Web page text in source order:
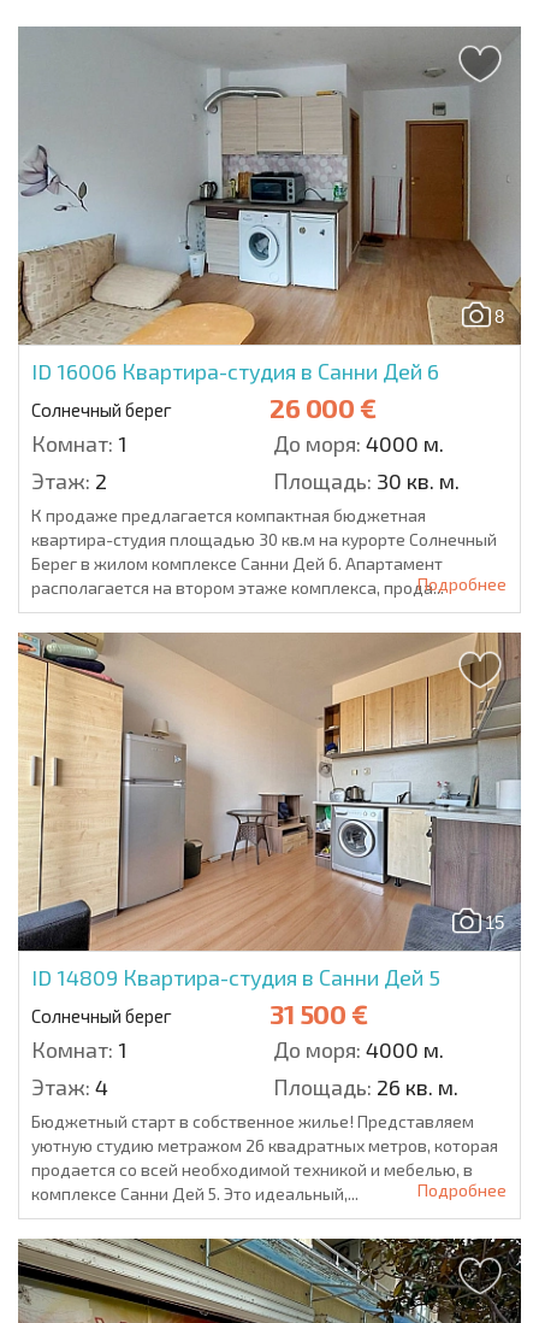
8
ID 16006 Квартира-студия в Санни Дей 6
Солнечный берег 26 000 €
Комнат: 1 До моря: 4000 м.
Этаж: 2 Площадь: 30 кв. м.
К продаже предлагается компактная бюджетная
квартира-студия площадью 30 кв.м на курорте Солнечный
Берег в жилом комплексе Санни Дей 6. Апартамент
располагается на втором этаже комплекса, прода...Подробнее
15
ID 14809 Квартира-студия в Санни Дей 5
Солнечный берег 31 500 €
Комнат: 1 До моря: 4000 м.
Этаж: 4 Площадь: 26 кв. м.
Бюджетный старт в собственное жилье! Представляем
уютную студию метражом 26 квадратных метров, которая
продается со всей необходимой техникой и мебелью, в
комплексе Санни Дей 5. Это идеальный,...
Подробнее